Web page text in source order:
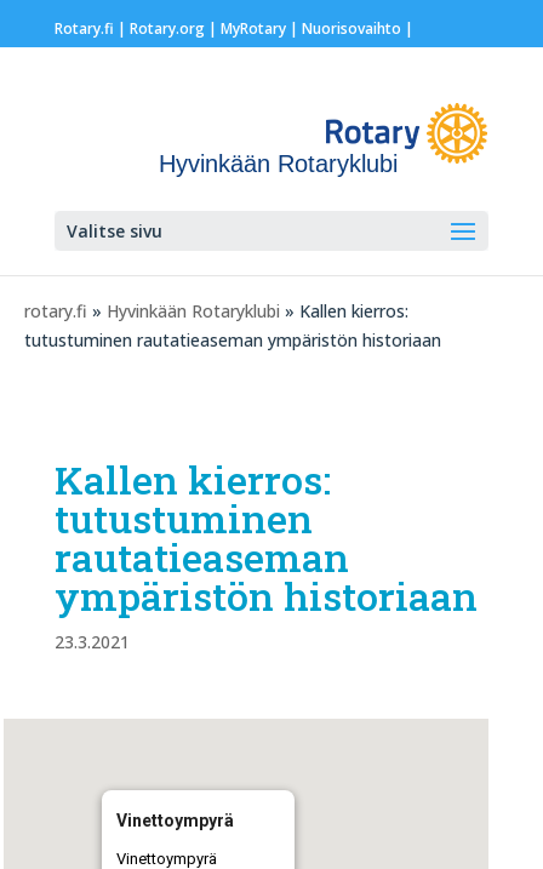
Rotary.fi | Rotary.org| MyRotary | Nuorisovaihto |
Hyvinkään Rotaryklubi
Valitse sivu
rotary.fi » Hyvinkään Rotaryklubi » Kallen kierros:
tutustuminen rautatieaseman ympäristön historiaan
Kallen kierros:
tutustuminen
rautatieaseman
ympäristön historiaan
23.3.2021
Vinettoympyrä
Vinettoympyrä